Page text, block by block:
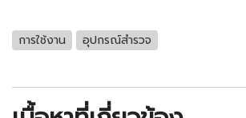
การใช้งาน อุปกรณ์สำรวจ